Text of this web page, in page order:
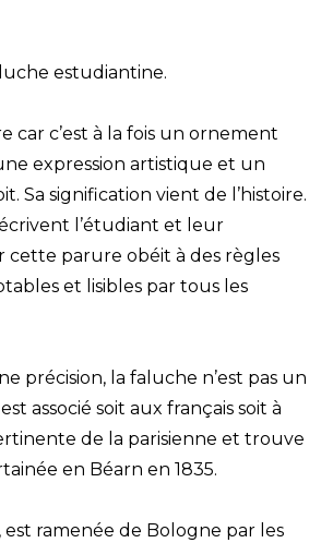
estudiantine.
car c’est à la fois un ornement
expression artistique et un
Sa signification vient de l’histoire.
l’étudiant et leur
cette parure obéit à des règles
et lisibles par tous les
précision, la faluche n’est pas un
associé soit aux français soit à
de la parisienne et trouve
en Béarn en 1835.
est ramenée de Bologne par les